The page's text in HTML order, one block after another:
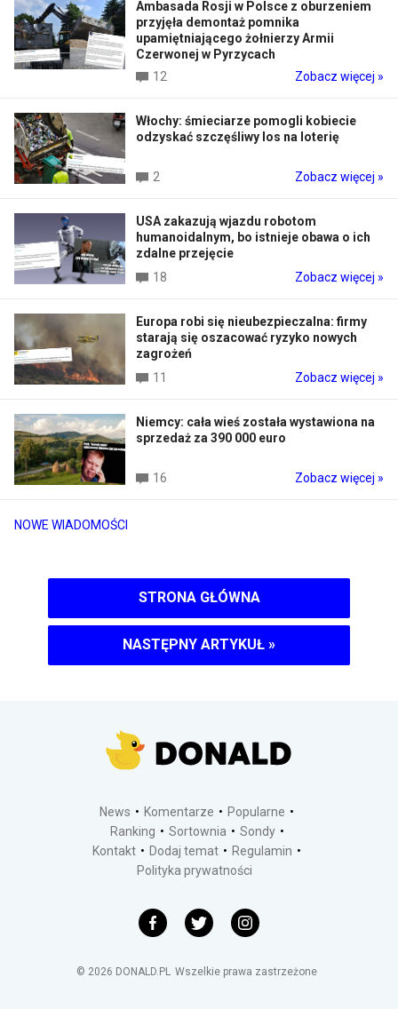
NOWE WIADOMOŚCI
Ambasada Rosji w Polsce z oburzeniem
przyjęła demontaż pomnika
upamiętniającego żołnierzy Armii
Czerwonej w Pyrzycach
12
Zobacz więcej »
Włochy: śmieciarze pomogli kobiecie
odzyskać szczęśliwy los na loterię
2 Zobacz więcej »
USA zakazują wjazdu robotom
humanoidalnym, bo istnieje obawa o ich
zdalne przejęcie
18
Zobacz więcej »
Europa robi się nieubezpieczalna: firmy
starają się oszacować ryzyko nowych
zagrożeń
11
Zobacz więcej »
Niemcy: cała wieś została wystawiona na
sprzedaż za 390 000 euro
16 Zobacz więcej »
STRONA GŁÓWNA
NASTĘPNY ARTYKUŁ »
News Komentarze
Popularne
Ranking
Sortownia
Sondy
Kontakt
Dodaj temat
Regulamin
Polityka prywatności
© 2026 DONALD.PL Wszelkie prawa zastrzeżone